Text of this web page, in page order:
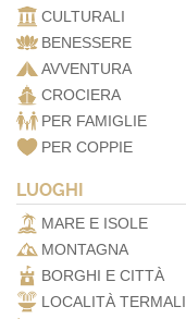
CULTURALI
BENESSERE
AVVENTURA
CROCIERA
PER FAMIGLIE
PER COPPIE
LUOGHI
MARE E ISOLE
MONTAGNA
BORGHI E CITTÀ
LOCALITÀ TERMALI